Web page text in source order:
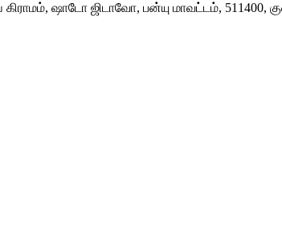
ஷாடோ ஜிடாவோ, பன்யு மாவட்டம், 511400,